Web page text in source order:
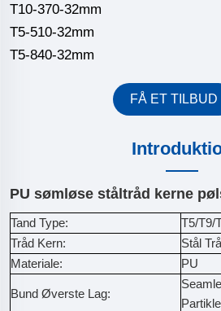
T10-370-32mm
T5-510-32mm
T5-840-32mm
FÅ ET TILBUD
PU sømløse ståltråd kerne
Tand Type:
T5/T9/
Tråd Kern:
Stål
Materiale:
PU
Bund Øverste Lag: